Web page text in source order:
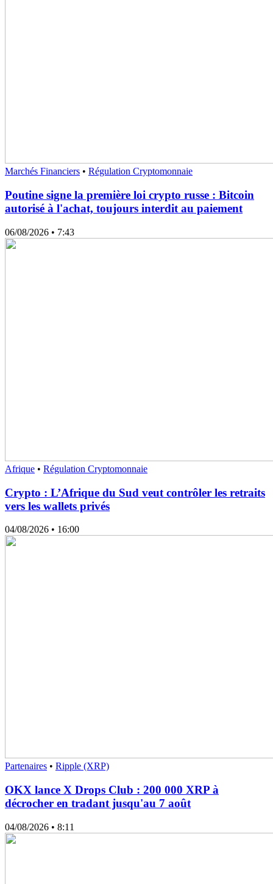
Marchés Financiers • Régulation Cryptomonnaie
Poutine signe la première loi crypto russe : Bitcoin
autorisé à l'achat, toujours interdit au paiement
06/08/2026 • 7:43
Afrique • Régulation Cryptomonnaie
Crypto : L’Afrique du Sud veut contrôler les retraits
vers les wallets privés
04/08/2026 • 16:00
Partenaires • Ripple (XRP)
OKX lance X Drops Club : 200 000 XRP à
décrocher en tradant jusqu'au 7 août
04/08/2026 • 8:11